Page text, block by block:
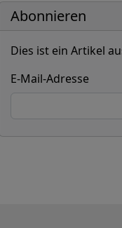
Abonnieren
Dies ist ein Artikel
E-Mail-Adresse